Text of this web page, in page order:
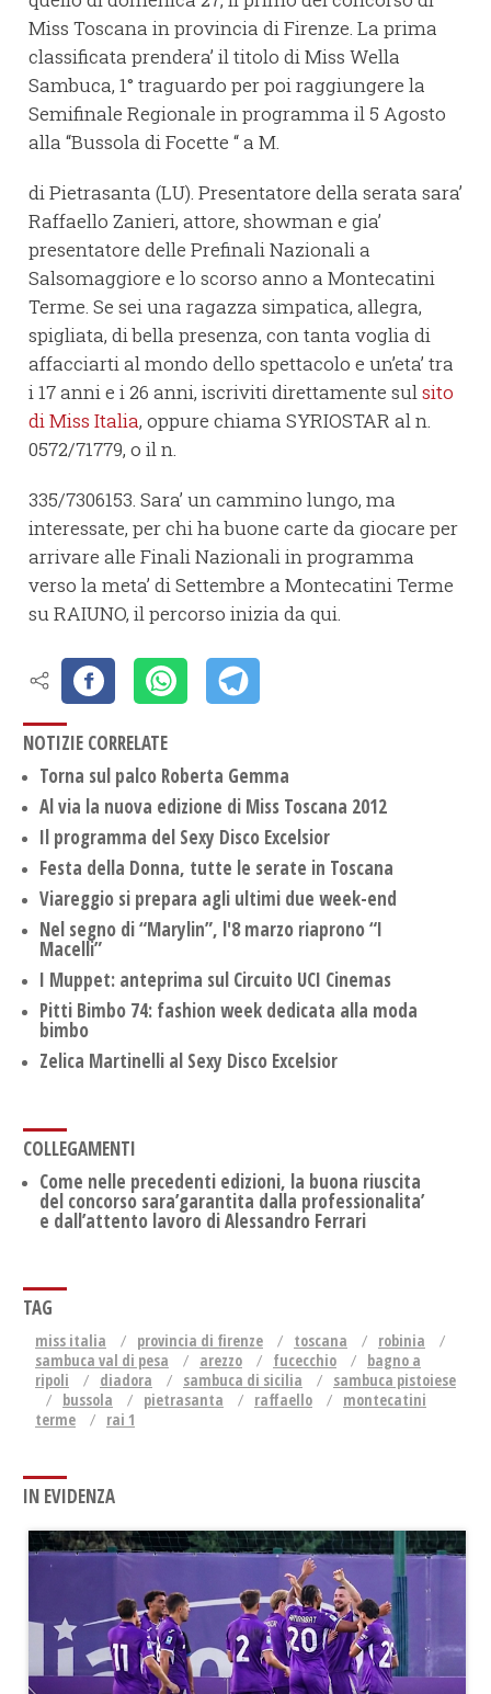
Miss Toscana in provincia di Firenze. La prima
classificata prendera’ il titolo di Miss Wella
Sambuca, 1° traguardo per poi raggiungere la
Semifinale Regionale in programma il 5 Agosto
alla “Bussola di Focette “ a M.
di Pietrasanta (LU). Presentatore della serata sara’
Raffaello Zanieri, attore, showman e gia’
presentatore delle Prefinali Nazionali a
Salsomaggiore e lo scorso anno a Montecatini
Terme. Se sei una ragazza simpatica, allegra,
spigliata, di bella presenza, con tanta voglia di
affacciarti al mondo dello spettacolo e un’eta’ tra
i 17 anni e i 26 anni, iscriviti direttamente sulsito
di Miss Italia, oppure chiama SYRIOSTAR al n.
0572/71779, o il n.
335/7306153. Sara’ un cammino lungo, ma
interessate, per chi ha buone carte da giocare per
arrivare alle Finali Nazionali in programma
verso la meta’ di Settembre a Montecatini Terme
su RAIUNO, il percorso inizia da qui.
NOTIZIE CORRELATE
Torna sul palco Roberta Gemma
Al via la nuova edizione di Miss Toscana 2012
Il programma del Sexy Disco Excelsior
Festa della Donna, tutte le serate in Toscana
Viareggio si prepara agli ultimi due week-end
Nel segno di “Marylin”, l'8 marzo riaprono “I
Macelli”
I Muppet: anteprima sul Circuito UCI Cinemas
Pitti Bimbo 74: fashion week dedicata alla moda
bimbo
Zelica Martinelli al Sexy Disco Excelsior
COLLEGAMENTI
Come nelle precedenti edizioni, la buona riuscita
del concorso sara’garantita dalla professionalita’
e dall’attento lavoro di Alessandro Ferrari
TAG
miss italia provincia di firenze toscana
robinia
sambuca val di pesa
arezzo fucecchio
bagno a
ripoli
diadora sambuca di sicilia
sambuca pistoiese
bussola
pietrasanta raffaello
montecatini
terme
rai 1
IN EVIDENZA